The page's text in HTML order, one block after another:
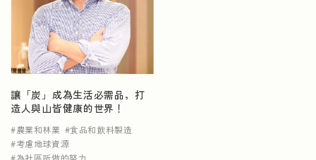
NEWS
讓「炭」成為生活必需品，打
造人與山皆健康的世界！
農業和林業
食品和飲料製造
考慮地球資源
為社區所做的努力